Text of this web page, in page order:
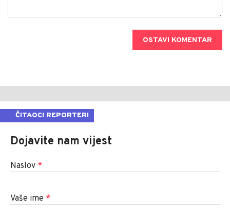
OSTAVI KOMENTAR
ČITAOCI REPORTERI
Dojavite nam vijest
Naslov *
Vaše ime *